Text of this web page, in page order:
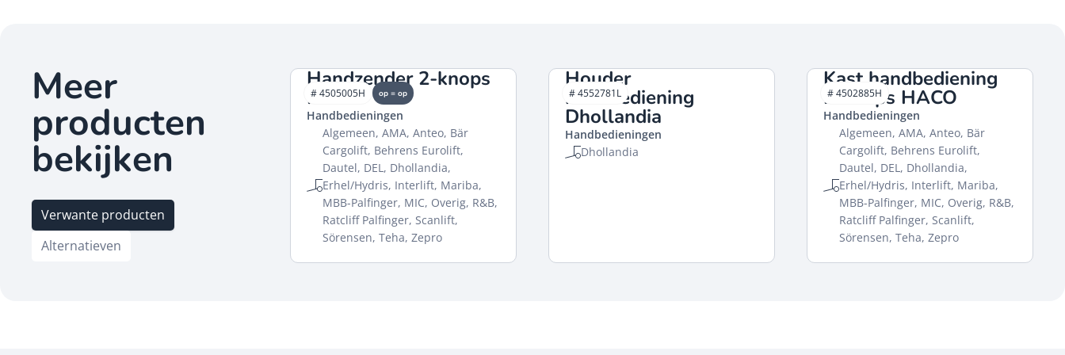
Meer
producten
bekijken
Verwante producten
Alternatieven
Handzender 2-knops
HACO
Handbedieningen
Algemeen, AMA, Anteo, Bär
Cargolift, Behrens Eurolift,
Dautel, DEL, Dhollandia,
Erhel/Hydris, Interlift, Mariba,
MBB-Palfinger, MIC, Overig, R&B,
Ratcliff Palfinger, Scanlift,
Sörensen, Teha, Zepro
# 4505005H op = op
Houder
handbediening
Dhollandia
Handbedieningen
Dhollandia
# 4552781L
Kast handbediening
2-knops HACO
Handbedieningen
Algemeen, AMA, Anteo, Bär
Cargolift, Behrens Eurolift,
Dautel, DEL, Dhollandia,
Erhel/Hydris, Interlift, Mariba,
MBB-Palfinger, MIC, Overig, R&B,
Ratcliff Palfinger, Scanlift,
Sörensen, Teha, Zepro
# 4502885H